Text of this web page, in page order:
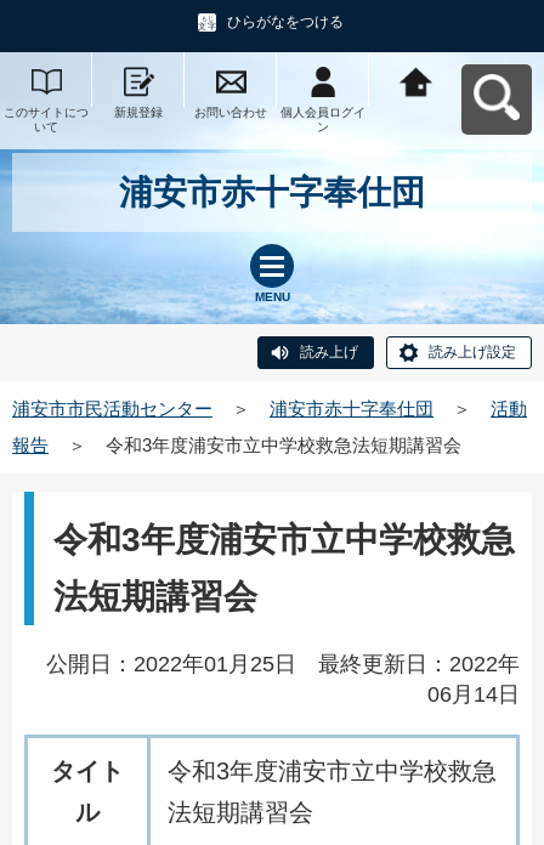
ひらがなをつける
このサイトにつ
いて
新規登録 お問い合わせ
個人会員ログイ
ン
浦安市赤十字奉仕団
MENU
読み上げ 読み上げ設定
浦安市市民活動センター ＞ 浦安市赤十字奉仕団 ＞
活動
報告
＞ 令和3年度浦安市立中学校救急法短期講習会
令和3年度浦安市立中学校救急
法短期講習会
公開日：2022年01月25日 最終更新日：2022年
06月14日
タイト
ル
令和3年度浦安市立中学校救急
法短期講習会